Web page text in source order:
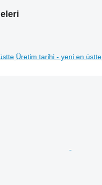
Üretim tarihi - yeni en üstte